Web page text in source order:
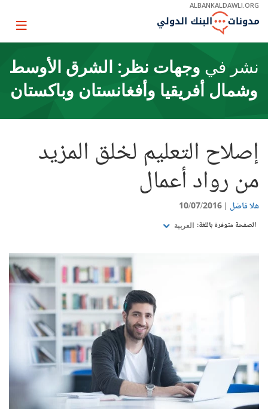
Skip
Main
ALBANKALDAWLI.ORG
Page
نشر في وجهات نظر: الشرق الأوسط
وشمال أفريقيا وأفغانستان وباكستان
إصلاح التعليم لخلق المزيد
من رواد أعمال
هلا فاضل 10/07/2016
الصفحة متوفرة باللغة: العربية